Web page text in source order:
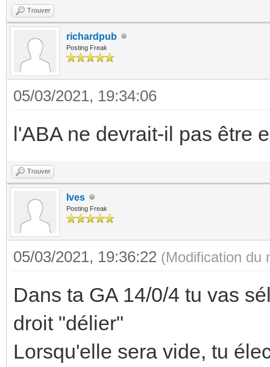
Trouver
richardpub
Posting Freak
05/03/2021, 19:34:06
l'ABA ne devrait-il pas être
Trouver
Ives
Posting Freak
05/03/2021, 19:36:22 (Modification du
Dans ta GA 14/0/4 tu vas
droit "délier"
Lorsqu'elle sera vide, tu